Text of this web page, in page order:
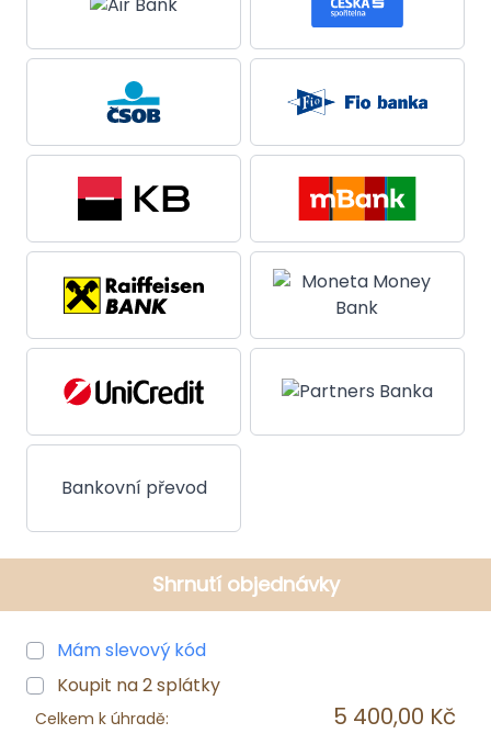
Bankovní převod
Shrnutí objednávky
Mám slevový kód
Koupit na2splátky
Celkem k úhradě: 5 400,00 Kč